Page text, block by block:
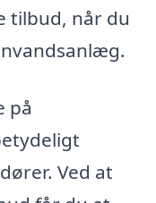
tilbud, når du
på
Ved at